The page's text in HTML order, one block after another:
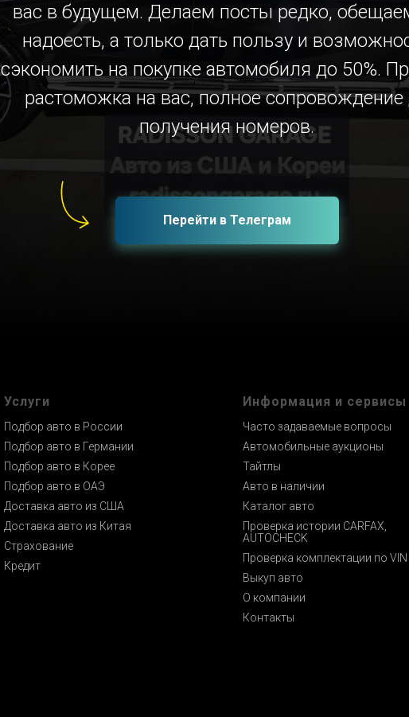
вас в будущем. Делаем посты редко,
надоесть, а только дать пользу и
сэкономить на покупке автомобиля до 50%.
растоможка на вас, полное сопровождение
получения номеров.
Перейти в Телеграм
Услуги
Подбор авто в России
Подбор авто в Германии
Подбор авто в Корее
Подбор авто в ОАЭ
Доставка авто из США
Доставка авто из Китая
Страхование
Кредит
Информация и сервисы
Часто задаваемые вопросы
Автомобильные аукционы
Тайтлы
Авто в наличии
Каталог авто
Проверка истории CARFAX,
AUTOCHECK
Проверка комплектации по VIN
Выкуп авто
О компании
Контакты